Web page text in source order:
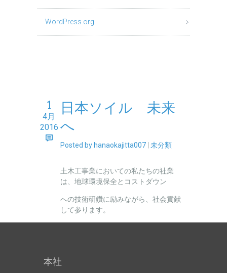
WordPress.org
1
4月
2016
日本ソイル 未来
へ
Posted by hanaokajitta007 未分類
土木工事業においての私たちの社業
は、地球環境保全とコストダウン
への技術研鑽に励みながら、社会貢献
して参ります。
本社